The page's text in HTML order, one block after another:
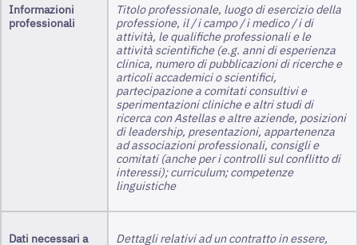
Informazioni
professionali
Titolo professionale, luogo di esercizio della
professione, il / i campo / i medico / i di
attività, le qualifiche professionali e le
attività scientifiche (e.g. anni di esperienza
clinica, numero di pubblicazioni di ricerche e
articoli accademici o scientifici,
partecipazione a comitati consultivi e
sperimentazioni cliniche e altri studi di
ricerca con Astellas e altre aziende, posizioni
di leadership, presentazioni, appartenenza
ad associazioni professionali, consigli e
comitati (anche per i controlli sul conflitto di
interessi); curriculum; competenze
linguistiche
Dati necessari a
Dettagli relativi ad un contratto in essere,